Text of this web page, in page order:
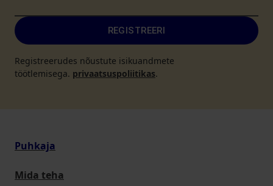
REGISTREERI
Registreerudes nõustute isikuandmete
töötlemisega. privaatsuspoliitikas.
Puhkaja
Mida teha